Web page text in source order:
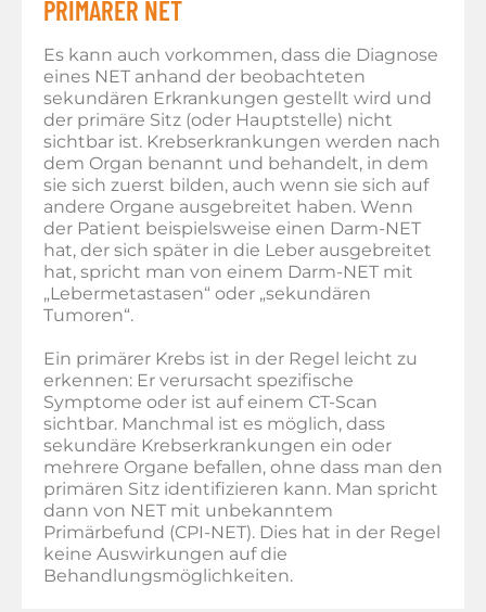
PRIMÄRER NET
Es kann auch vorkommen, dass die Diagnose
eines NET anhand der beobachteten
sekundären Erkrankungen gestellt wird und
der primäre Sitz (oder Hauptstelle) nicht
sichtbar ist. Krebserkrankungen werden nach
dem Organ benannt und behandelt, in dem
sie sich zuerst bilden, auch wenn sie sich auf
andere Organe ausgebreitet haben. Wenn
der Patient beispielsweise einen Darm-NET
hat, der sich später in die Leber ausgebreitet
hat, spricht man von einem Darm-NET mit
„Lebermetastasen“ oder „sekundären
Tumoren“.
Ein primärer Krebs ist in der Regel leicht zu
erkennen: Er verursacht spezifische
Symptome oder ist auf einem CT-Scan
sichtbar. Manchmal ist es möglich, dass
sekundäre Krebserkrankungen ein oder
mehrere Organe befallen, ohne dass man den
primären Sitz identifizieren kann. Man spricht
dann von NET mit unbekanntem
Primärbefund (CPI-NET). Dies hat in der Regel
keine Auswirkungen auf die
Behandlungsmöglichkeiten.